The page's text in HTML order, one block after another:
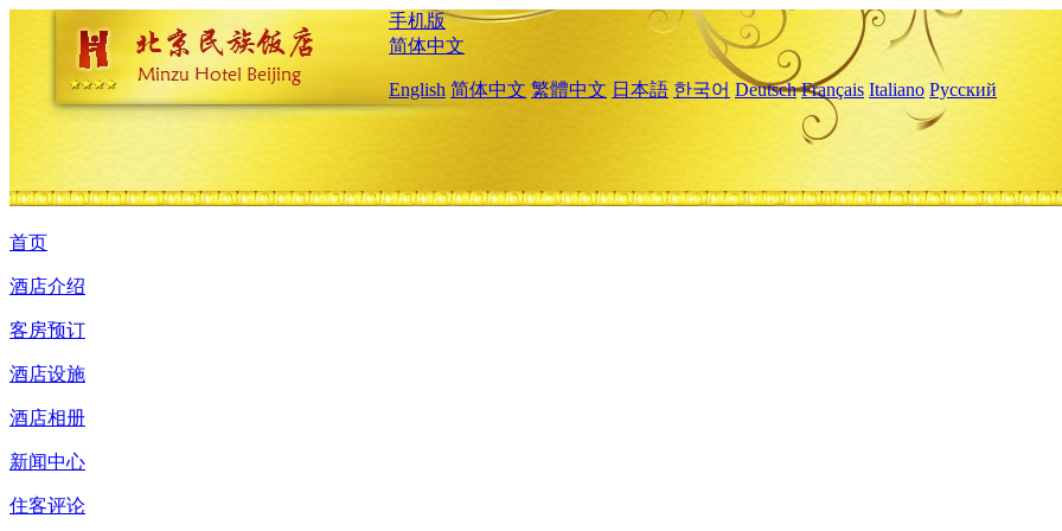
手机版
简体中文
English 简体中文 繁體中文 日本語 한국어 Deutsch Français Italiano Русский
首页
酒店介绍
客房预订
酒店设施
酒店相册
新闻中心
住客评论